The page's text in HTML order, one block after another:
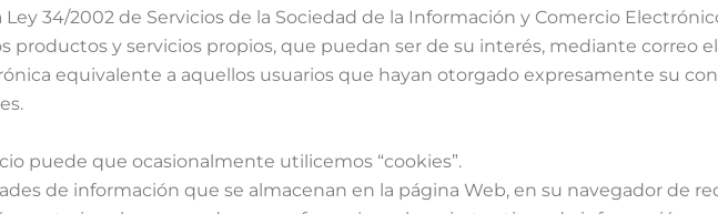
34/2002 de Servicios de la Sociedad de la Información y Comercio
productos y servicios propios, que puedan ser de su interés, mediante correo
equivalente a aquellos usuarios que hayan otorgado expresamente su
puede que ocasionalmente utilicemos “cookies”.
de información que se almacenan en la página Web, en su navegador de